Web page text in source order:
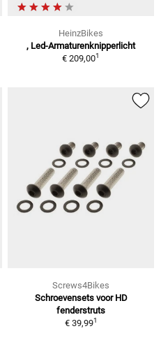
HeinzBikes
, Led-Armaturenknipperlicht
€ 209,001
Screws4Bikes
Schroevensets voor HD
fenderstruts
€ 39,991